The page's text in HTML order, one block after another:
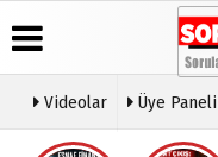
Videolar Üye Paneli